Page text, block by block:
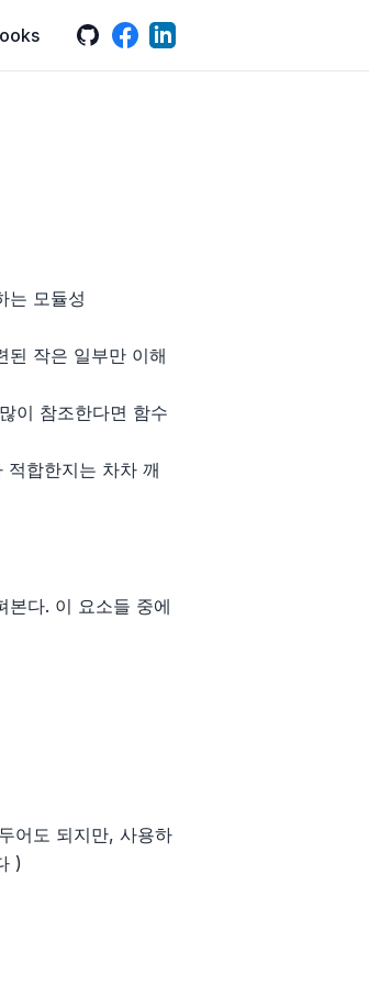
GitHubLinkedInFacebook
는 모듈성
된 작은 일부만 이해
이 참조한다면 함수
합한지는 차차 깨
본다. 이 요소들 중에
어도 되지만, 사용하
)